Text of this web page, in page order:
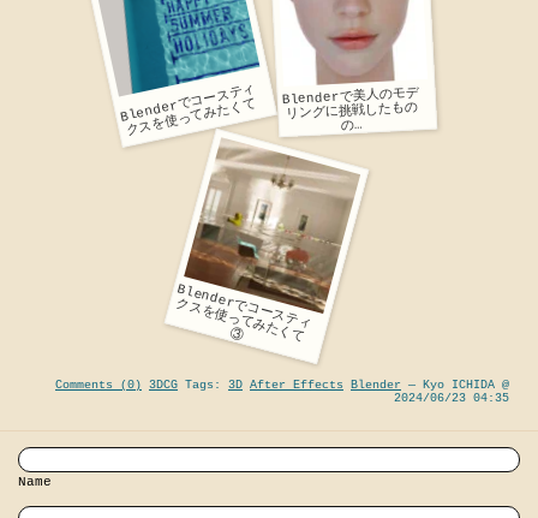
Blender
で
コ
ー
ス
テ
ィ
ク
ス
を
使
っ
て
み
た
く
て Blenderで美人のモデ
リングに挑戦したもの
の…
Blenderで
コ
ー
ス
テ
ィ
ク
ス
を
使
っ
て
み
た
く
て ③
Comments (0) 3DCG Tags: 3D After Effects Blender — Kyo ICHIDA @
2024/06/23 04:35
Name